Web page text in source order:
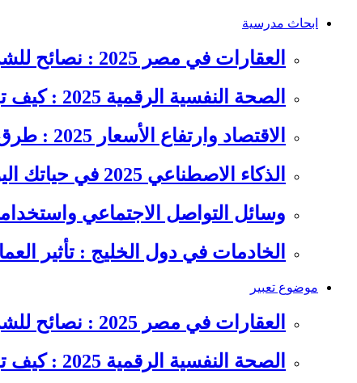
ابحاث مدرسية
العقارات في مصر 2025 : نصائح للشراء والاستثمار الذكي
الصحة النفسية الرقمية 2025 : كيف تؤثر السوشيال ميديا على…
الاقتصاد وارتفاع الأسعار 2025 : طرق عملية للتوفير وإدارة المصاريف
الذكاء الاصطناعي 2025 في حياتك اليومية : الدليل الشامل للاستفادة…
وسائل التواصل الاجتماعي
الخادمات في دول الخليج : تأثير
موضوع تعبير
العقارات في مصر 2025 : نصائح للشراء والاستثمار الذكي
الصحة النفسية الرقمية 2025 : كيف تؤثر السوشيال ميديا على…